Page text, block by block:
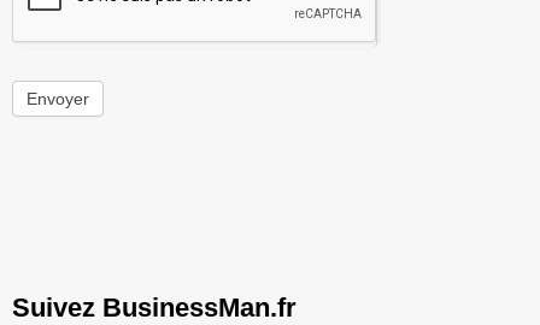
Envoyer
Suivez BusinessMan.fr